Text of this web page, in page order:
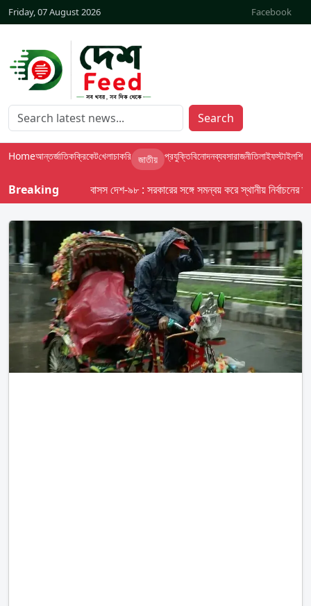
Friday, 07 August 2026 Facebook
Search
Homeআন্তর্জাতিকক্রিকেটখেলাচাকরি জাতীয় প্রযুক্তিবিনোদনব্যবসারাজনীতিলাইফস্টাইলশিক্ষা
Breaking বাসস দেশ-৯৮ : সরকারের সঙ্গে সমন্বয় করে স্থানীয় নির্বাচনের